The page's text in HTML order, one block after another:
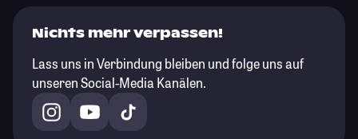
Nichts mehr verpassen!
Lass uns in Verbindung bleiben und folge uns auf
unseren Social-Media Kanälen.